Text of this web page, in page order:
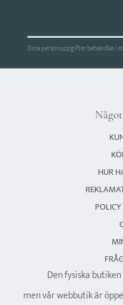
Dina personuppgifter behandlas i
HUR
Den fysiska
men vår webbutik är